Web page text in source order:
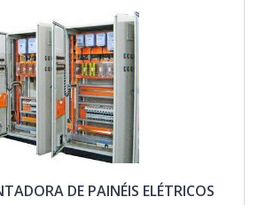
de alta qualidade onde são
e departamento técnico de
com capacidade para atender
tudo isso para garantir que se
instalação elétrica industrial com
maneiras eficientes de uma companhia
excelência e destaque em sua
Soluções Industriais se mostra
eficientes; Atendimento
a equipe.Ainda focando na qualidade
DE PAINÉIS ELÉTRICOS